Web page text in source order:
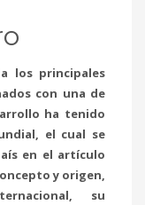
los principales
con una de
ha tenido
el cual se
en el artículo
y origen,
su